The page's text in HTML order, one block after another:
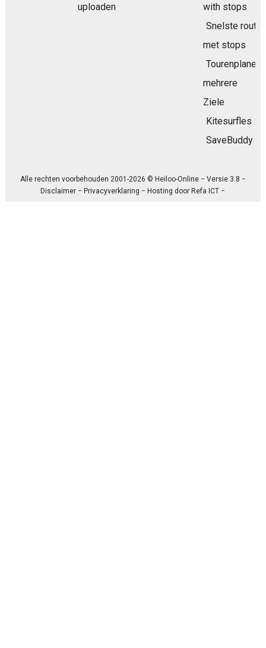
uploaden
with stops
Snelste route
met stops
Tourenplaner
mehrere
Ziele
Kitesurfles
SaveBuddy
Alle rechten voorbehouden 2001-2026 © Heiloo-Online − Versie 3.8 −
Disclaimer −Privacyverklaring − Hosting doorRefa ICT −